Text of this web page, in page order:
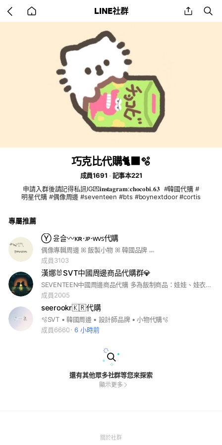
back
to
LINE社群 share
巧克比代購🐈‍⬛🫧
成員1691
記事本221
申請入群後請記得私訊IG💌𝐢𝐧𝐬𝐭𝐚𝐠𝐫𝐚𝐦:𝐜𝐡𝐨𝐜𝐨𝐛𝐢.𝟔𝟑 ​ #韓國代購 #
明星代購 #偶像周邊 #seventeen #bts #boynextdoor #cortis
專屬推薦
Ⓨ 윤슬〰ᴋʀ·ᴊᴘ·ᴡᴠꜱ代購
偶像專輯周邊 ꕤ 飯製小物 ꕤ 韓國品牌 𓏧
成員3103
漢娜🐰SVT中國周邊商品代購群💎
SEVENTEEN中國周邊商品代購 多為飯制商品：娃娃、娃衣、卡套類為主 line：@063epqnt
成員2005
seerookr🇰🇷代購
🫧SVT • 韓國周邊 • 設計師品牌 • 小物代購🫧
成員6660
6 小時前
還有其他眾多社群等您來探索
顯示更多
關於社群(Open